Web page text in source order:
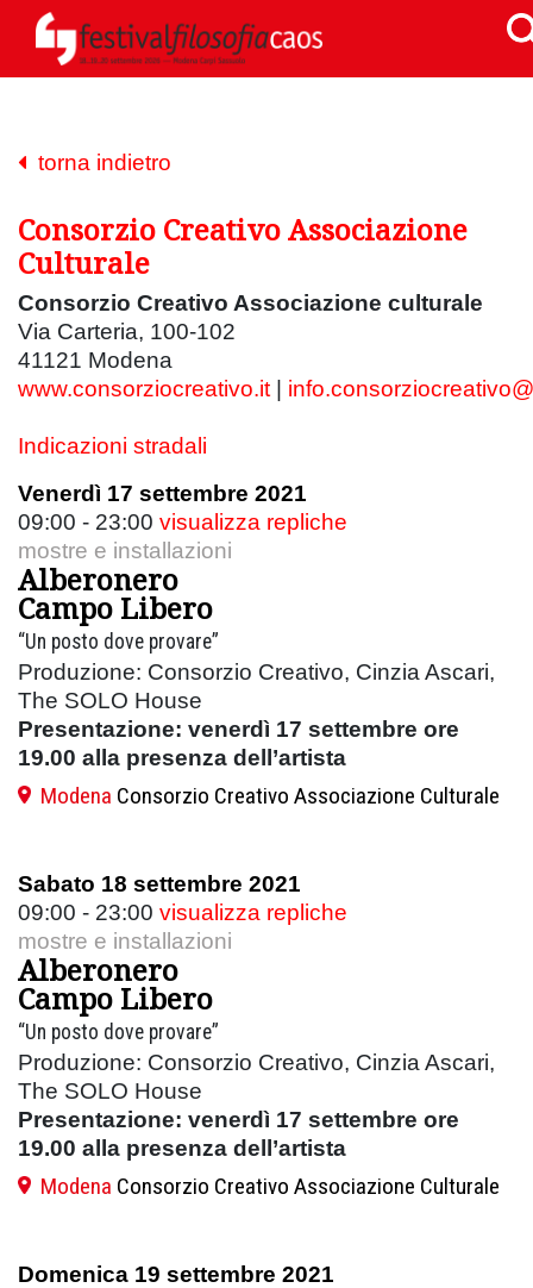
torna indietro
Consorzio Creativo Associazione
Culturale
Consorzio Creativo Associazione culturale
Via Carteria, 100-102
41121 Modena
www.consorziocreativo.it |
Indicazioni stradali
Venerdì 17 settembre 2021
09:00 - 23:00 visualizza repliche
mostre e installazioni
Alberonero
Campo Libero
“Un posto dove provare”
Produzione: Consorzio Creativo, Cinzia Ascari,
The SOLO House
Presentazione: venerdì 17 settembre ore
19.00 alla presenza dell’artista
Modena Consorzio Creativo Associazione Culturale
Sabato 18 settembre 2021
09:00 - 23:00 visualizza repliche
mostre e installazioni
Alberonero
Campo Libero
“Un posto dove provare”
Produzione: Consorzio Creativo, Cinzia Ascari,
The SOLO House
Presentazione: venerdì 17 settembre ore
19.00 alla presenza dell’artista
Modena Consorzio Creativo Associazione Culturale
Domenica 19 settembre 2021